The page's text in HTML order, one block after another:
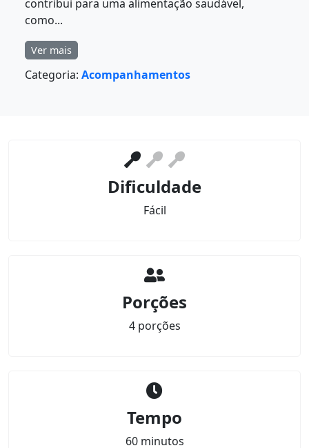
contribui para uma alimentação saudável,
como...
Ver mais
Categoria: Acompanhamentos
Dificuldade
Fácil
Porções
4 porções
Tempo
60 minutos